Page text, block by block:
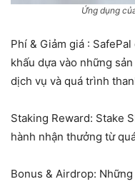
Ứng dụng
Phí & Giảm giá :
khấu dựa vào những
dịch vụ và quá trình
Staking Reward: Stake
hành nhận thưởng từ
Bonus & Airdrop: